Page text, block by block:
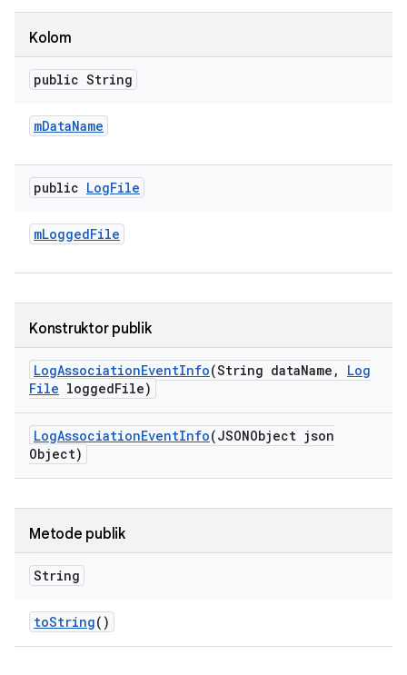
Kolom
public String
mDataName
public LogFile
mLoggedFile
Konstruktor publik
LogAssociationEventInfo(String dataName ,
Log
File loggedFile)
LogAssociationEventInfo(JSONObject json
Object)
Metode publik
String
toString()